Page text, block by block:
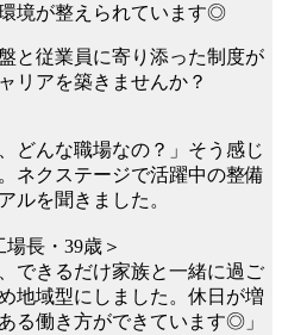
境が整えられています◎
と従業員に寄り添った制度が
リアを築きませんか？
どんな職場なの？」そう感じ
ネクステージで活躍中の整備
ルを聞きました。
場長・39歳＞
できるだけ家族と一緒に過ご
地域型にしました。休日が増
る働き方ができています◎」